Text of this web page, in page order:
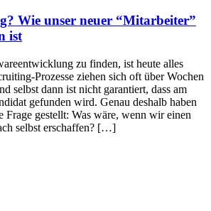
Wie unser neuer “Mitarbeiter”
ist
zu finden, ist heute alles
Prozesse ziehen sich oft über Wochen
selbst dann ist nicht garantiert, dass am
gefunden wird. Genau deshalb haben
Frage gestellt: Was wäre, wenn wir einen
selbst erschaffen? […]